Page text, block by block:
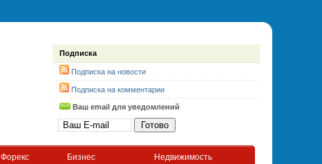
Подписка
Подписка на новости
Подписка на комментарии
Ваш email для уведомлений
Форекс Бизнес Недвижимость